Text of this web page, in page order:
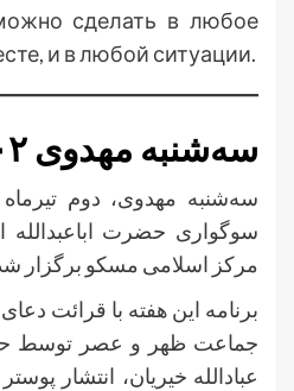
сделать в любое
и в любой ситуации.
سه‌شنبه مهدوی ۱۴۰۵/۰۴/۰۲
سوگواری حضرت اباعبدالله
مرکز اسلامی مسکو برگزار
برنامه این هفته با قرائت
جماعت ظهر و عصر توسط
عبادالله خیریان، انتشار